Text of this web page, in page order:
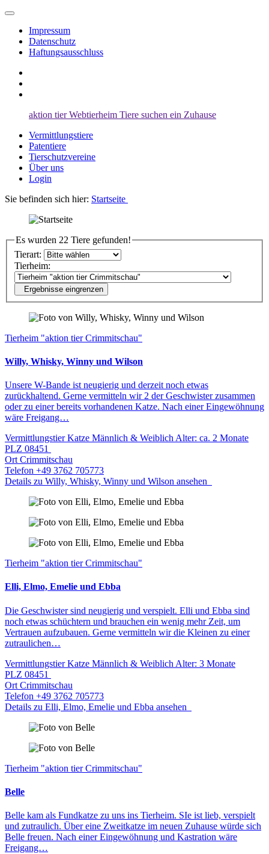
Impressum
Datenschutz
Haftungsausschluss
aktion tier Webtierheim Tiere suchen ein Zuhause
Vermittlungstiere
Patentiere
Tierschutzvereine
Über uns
Login
Sie befinden sich hier: Startseite
Es wurden 22 Tiere gefunden!
Tierart:
Tierheim:
Ergebnisse eingrenzen
Tierheim "aktion tier Crimmitschau"
Willy, Whisky, Winny und Wilson
Unsere W-Bande ist neugierig und derzeit noch etwas
zurückhaltend. Gerne vermitteln wir 2 der Geschwister zusammen
oder zu einer bereits vorhandenen Katze. Nach einer Eingewöhnung
wäre Freigang…
Vermittlungstier Katze Männlich & Weiblich Alter: ca. 2 Monate
PLZ 08451
Ort Crimmitschau
Telefon +49 3762 705773
Details zu Willy, Whisky, Winny und Wilson ansehen
Tierheim "aktion tier Crimmitschau"
Elli, Elmo, Emelie und Ebba
Die Geschwister sind neugierig und verspielt. Elli und Ebba sind
noch etwas schüchtern und brauchen ein wenig mehr Zeit, um
Vertrauen aufzubauen. Gerne vermitteln wir die Kleinen zu einer
zutraulichen…
Vermittlungstier Katze Männlich & Weiblich Alter: 3 Monate
PLZ 08451
Ort Crimmitschau
Telefon +49 3762 705773
Details zu Elli, Elmo, Emelie und Ebba ansehen
Tierheim "aktion tier Crimmitschau"
Belle
Belle kam als Fundkatze zu uns ins Tierheim. SIe ist lieb, verspielt
und zutraulich. Über eine Zweitkatze im neuen Zuhause würde sich
Belle freuen. Nach einer Eingewöhnung und Kastration wäre
Freigang…